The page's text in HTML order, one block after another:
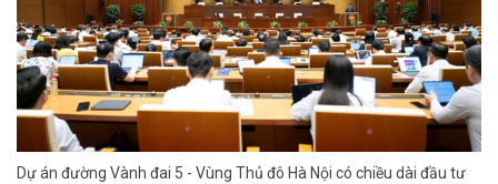
Dự án đường Vành đai 5 - Vùng Thủ đô Hà Nội có chiều dài đầu tư